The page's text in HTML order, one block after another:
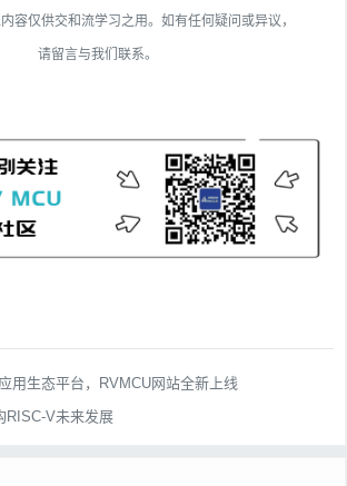
容仅供交和流学习之用。如有任何疑问或异议，
请留言与我们联系。
用生态平台，RVMCU网站全新上线
RISC-V未来发展